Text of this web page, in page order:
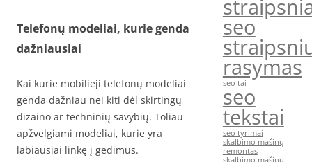
Telefonų modeliai, kurie genda
dažniausiai
Kai kurie mobilieji telefonų modeliai
genda dažniau nei kiti dėl skirtingų
dizaino ar techninių savybių. Toliau
apžvelgiami modeliai, kurie yra
labiausiai linkę į gedimus.
seo
rasymas
seo tai
seo
tekstai
seo tyrimai
skalbimo mašinų
remontas
skalbimo mašinų